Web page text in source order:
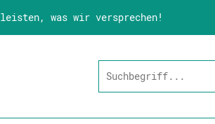
was wir versprechen!